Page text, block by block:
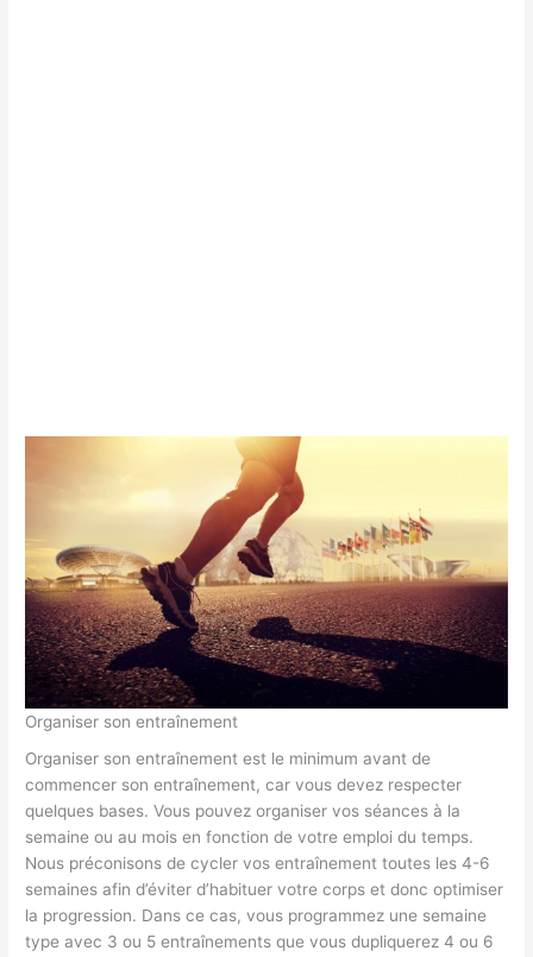
Organiser son entraînement
Organiser son entraînement est le minimum avant de
commencer son entraînement, car vous devez respecter
quelques bases. Vous pouvez organiser vos séances à la
semaine ou au mois en fonction de votre emploi du temps.
Nous préconisons de cycler vos entraînement toutes les 4-6
semaines afin d’éviter d’habituer votre corps et donc optimiser
la progression. Dans ce cas, vous programmez une semaine
type avec 3 ou 5 entraînements que vous dupliquerez 4 ou 6